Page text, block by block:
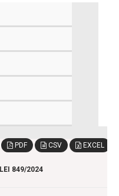
PDF CSV EXCEL
LEI 849/2024